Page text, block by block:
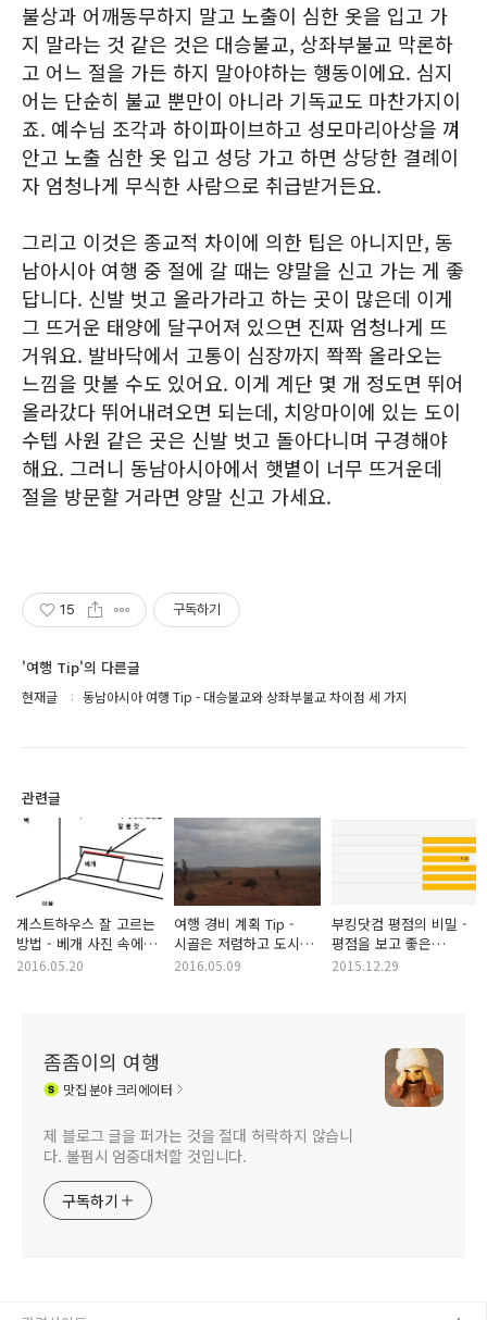
불상과 어깨동무하지 말고 노출이 심한 옷을 입고 가
지 말라는 것 같은 것은 대승불교, 상좌부불교 막론하
고 어느 절을 가든 하지 말아야하는 행동이에요. 심지
어는 단순히 불교 뿐만이 아니라 기독교도 마찬가지이
죠. 예수님 조각과 하이파이브하고 성모마리아상을 껴
안고 노출 심한 옷 입고 성당 가고 하면 상당한 결례이
자 엄청나게 무식한 사람으로 취급받거든요.
그리고 이것은 종교적 차이에 의한 팁은 아니지만, 동
남아시아 여행 중 절에 갈 때는 양말을 신고 가는 게 좋
답니다. 신발 벗고 올라가라고 하는 곳이 많은데 이게
그 뜨거운 태양에 달구어져 있으면 진짜 엄청나게 뜨
거워요. 발바닥에서 고통이 심장까지 쫙쫙 올라오는
느낌을 맛볼 수도 있어요. 이게 계단 몇 개 정도면 뛰어
올라갔다 뛰어내려오면 되는데, 치앙마이에 있는 도이
수텝 사원 같은 곳은 신발 벗고 돌아다니며 구경해야
해요. 그러니 동남아시아에서 햇볕이 너무 뜨거운데
절을 방문할 거라면 양말 신고 가세요.
15 구독하기
'여행 Tip'의 다른글
현재글 동남아시아 여행 Tip - 대승불교와 상좌부불교 차이점 세 가지
관련글
게스트하우스 잘 고르는
방법 - 베개 사진 속에
객실 크기가 있다
2016.05.20
여행 경비 계획 Tip -
시골은 저렴하고 도시는
비쌀까요?
2016.05.09
부킹닷컴 평점의 비밀 -
평점을 보고 좋은
숙소를 찾고 만드는 방법
2015.12.29
좀좀이의 여행
맛집분야 크리에이터
제 블로그 글을 퍼가는 것을 절대 허락하지 않습니
다. 불펌시 엄중대처할 것입니다.
구독하기